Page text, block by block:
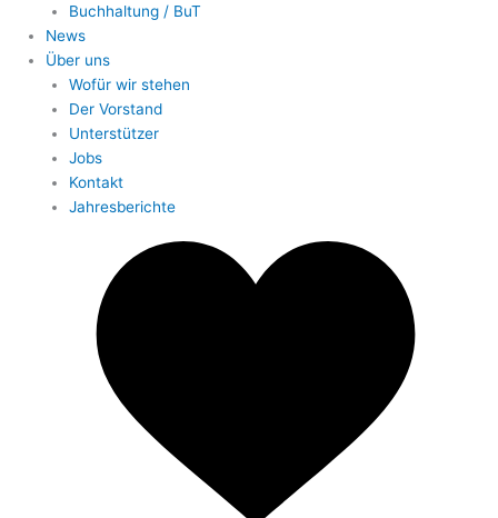
Buchhaltung / BuT
News
Über uns
Wofür wir stehen
Der Vorstand
Unterstützer
Jobs
Kontakt
Jahresberichte